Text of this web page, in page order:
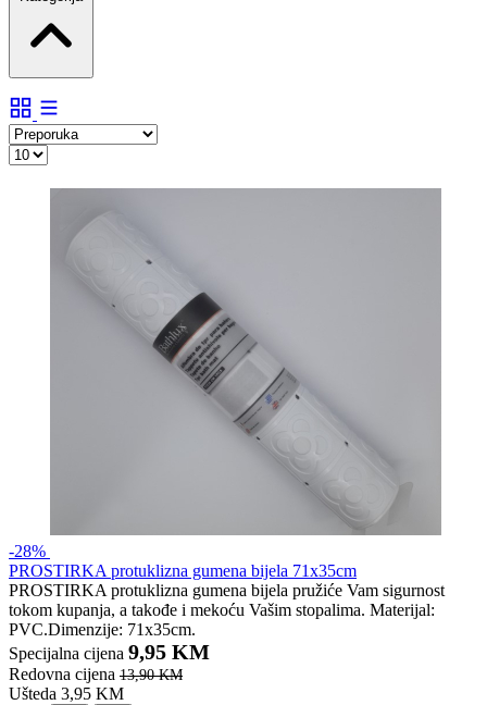
-28%
PROSTIRKA protuklizna gumena bijela 71x35cm
PROSTIRKA protuklizna gumena bijela pružiće Vam sigurnost
tokom kupanja, a takođe i mekoću Vašim stopalima. Materijal:
PVC.Dimenzije: 71x35cm.
Specijalna cijena 9,95 KM
Redovna cijena 13,90 KM
Ušteda 3,95 KM